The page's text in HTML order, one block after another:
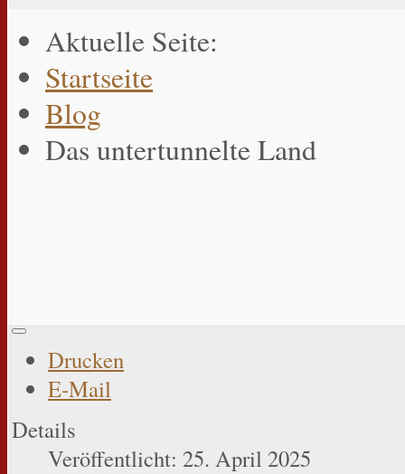
Aktuelle Seite:
Startseite
Blog
Das untertunnelte Land
Drucken
E-Mail
Details
Veröffentlicht: 25. April 2025